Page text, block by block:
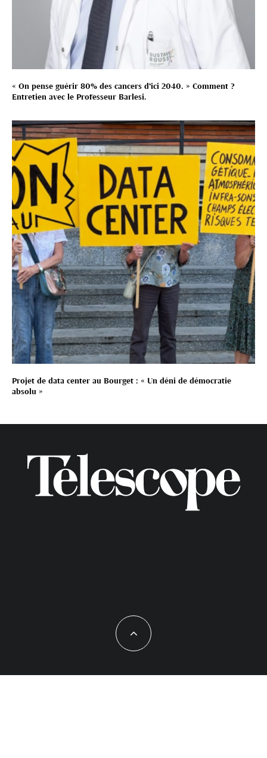
« On pense guérir 80% des cancers d’ici 2040. » Comment ?
Entretien avec le Professeur Barlesi.
Projet de data center au Bourget : « Un déni de démocratie
absolu »